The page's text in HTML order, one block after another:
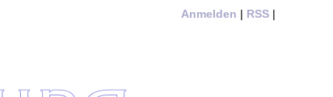
Anmelden RSS